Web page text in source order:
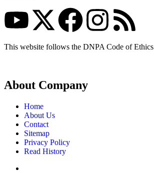
This website follows the DNPA Code of Ethics
About Company
Home
About Us
Contact
Sitemap
Privacy Policy
Read History